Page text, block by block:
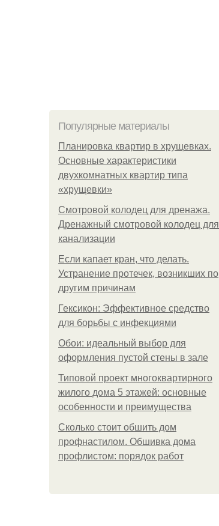
Популярные материалы
Планировка квартир в хрущевках.
Основные характеристики
двухкомнатных квартир типа
«хрущевки»
Смотровой колодец для дренажа.
Дренажный смотровой колодец для
канализации
Если капает кран, что делать.
Устранение протечек, возникших по
другим причинам
Гексикон: Эффективное средство
для борьбы с инфекциями
Обои: идеальный выбор для
оформления пустой стены в зале
Типовой проект многоквартирного
жилого дома 5 этажей: основные
особенности и преимущества
Сколько стоит обшить дом
профнастилом. Обшивка дома
профлистом: порядок работ